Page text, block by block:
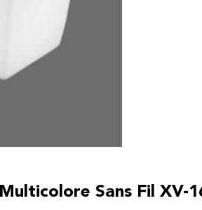
Sans Fil XV-